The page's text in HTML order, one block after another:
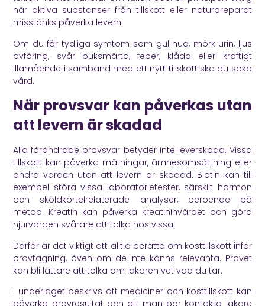
när aktiva substanser från tillskott eller naturpreparat
misstänks påverka levern.
Om du får tydliga symtom som gul hud, mörk urin, ljus
avföring, svår buksmärta, feber, klåda eller kraftigt
illamående i samband med ett nytt tillskott ska du söka
vård.
När provsvar kan påverkas utan
att levern är skadad
Alla förändrade provsvar betyder inte leverskada. Vissa
tillskott kan påverka mätningar, ämnesomsättning eller
andra värden utan att levern är skadad. Biotin kan till
exempel störa vissa laboratorietester, särskilt hormon
och sköldkörtelrelaterade analyser, beroende på
metod. Kreatin kan påverka kreatininvärdet och göra
njurvärden svårare att tolka hos vissa.
Därför är det viktigt att alltid berätta om kosttillskott inför
provtagning, även om de inte känns relevanta. Provet
kan bli lättare att tolka om läkaren vet vad du tar.
I underlaget beskrivs att mediciner och kosttillskott kan
påverka provresultat och att man bör kontakta läkare